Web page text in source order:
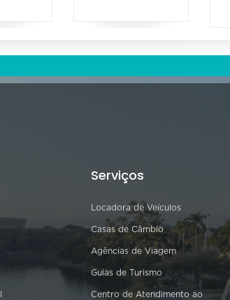
Serviços
Locadora de Veículos
Casas de Câmbio
Agências de Viagem
Guias de Turismo
Centro de Atendimento ao